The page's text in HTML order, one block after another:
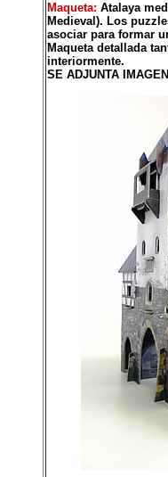
Maqueta: Atalaya
Medieval). Los
asociar para formar
Maqueta detallada
interiormente.
SE ADJUNTA